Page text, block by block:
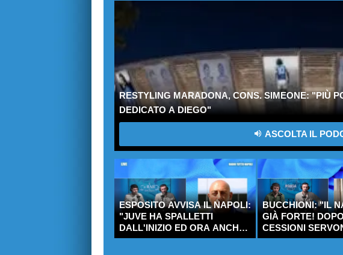
RESTYLING MARADONA, CONS. SIMEONE: "PIÙ
DEDICATO A DIEGO"
ASCOLTA IL
ESPOSITO AVVISA IL NAPOLI:
"JUVE HA SPALLETTI
DALL'INIZIO ED ORA ANCHE
L'ATTACCO!"
BUCCHIONI: "IL
GIÀ FORTE!
CESSIONI
RINFORZI SOLO